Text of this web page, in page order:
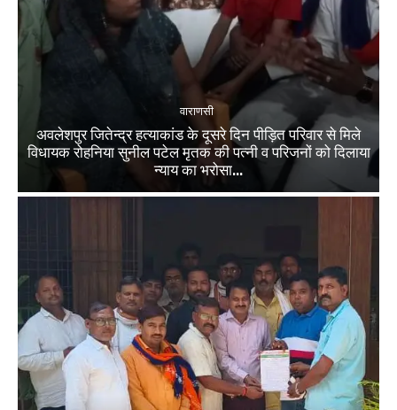
वाराणसी
अवलेशपुर जितेन्द्र हत्याकांड के दूसरे दिन पीड़ित परिवार से मिले
विधायक रोहनिया सुनील पटेल मृतक की पत्नी व परिजनों को दिलाया
न्याय का भरोसा...